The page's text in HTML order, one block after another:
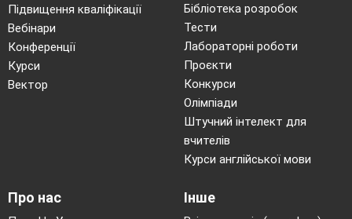
Підвищення кваліфікації
Вебінари
Конференції
Курси
Вектор
Бібліотека розробок
Тести
Лабораторні роботи
Проєкти
Конкурси
Олімпіади
Штучний інтелект для
вчителів
Курси англійської мови
Про нас Інше